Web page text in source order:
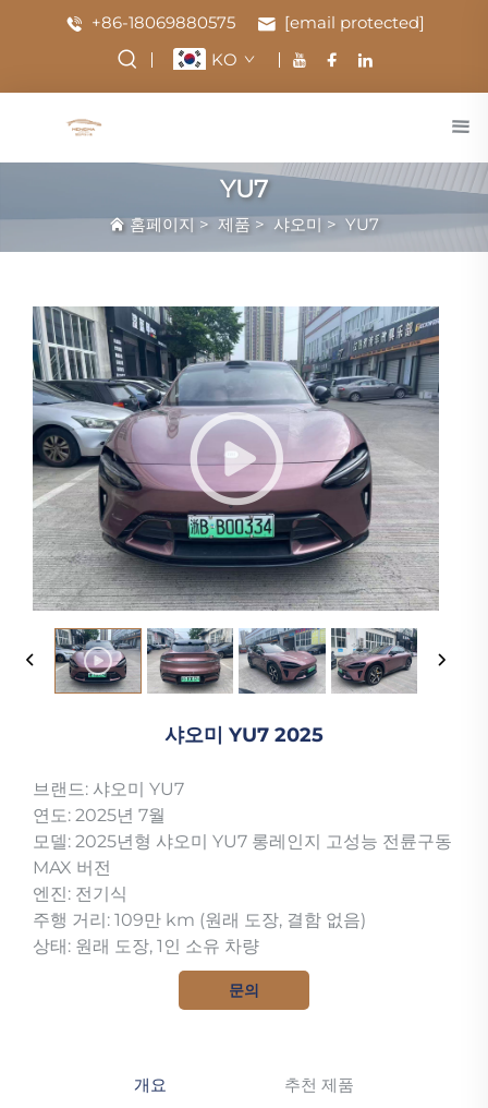
+86-18069880575
[email protected]
KO
YU7
홈페이지 > 제품 > 샤오미 > YU7
샤오미 YU7 2025
브랜드: 샤오미 YU7
연도: 2025년 7월
모델: 2025년형 샤오미 YU7 롱레인지 고성능 전륜구동
MAX 버전
엔진: 전기식
주행 거리: 109만 km (원래 도장, 결함 없음)
상태: 원래 도장, 1인 소유 차량
문의
개요 추천 제품